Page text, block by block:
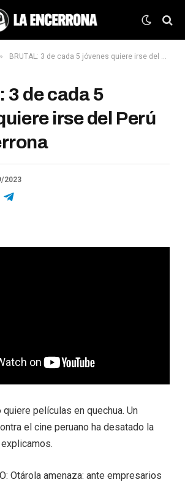
BRUTAL: 3 de cada 5 jóvenes quiere irse del Perú #LaEncerrona
3 de cada 5
irse del Perú
2023
quiere películas en quechua. Un
el cine peruano ha desatado la
Otárola amenaza: ante empresarios